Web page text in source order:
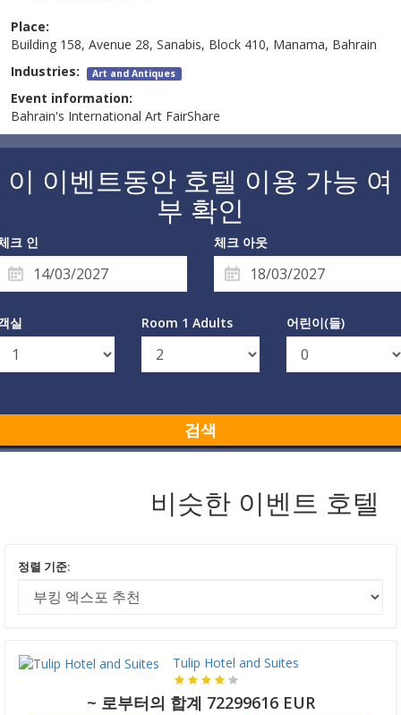
Place:
Building 158, Avenue 28, Sanabis, Block 410, Manama, Bahrain
Industries: Art and Antiques
Event information:
Bahrain's International Art FairShare
이 이벤트동안 호텔 이용 가능 여
부 확인
크 인 체크 아웃
실 Room 1 Adults 어린이(들)
검색
비슷한 이벤트 호텔
정렬 기준:
Tulip Hotel and Suites
~ 로부터의 합계 72299616 EUR